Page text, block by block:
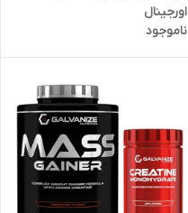
اورجینال
ناموجود